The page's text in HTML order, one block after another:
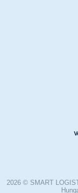
2026 © SMART